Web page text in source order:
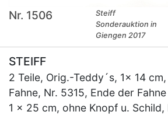
Nr. 1506
Steiff
Sonderauktion in
Giengen 2017
STEIFF
2 Teile, Orig.-Teddy´s, 1x 14
Fahne, Nr. 5315, Ende der
1 x 25 cm, ohne Knopf u.